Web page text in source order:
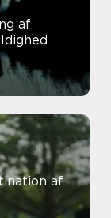
af
af